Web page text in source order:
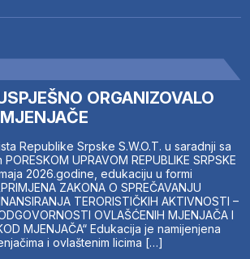
ORGANIZOVALO
Republike Srpske S.W.O.T. u saradnji sa
UPRAVOM REPUBLIKE SRPSKE
2026.godine, edukaciju u formi
ZAKONA O SPREČAVANJU
TERORISTIČKIH AKTIVNOSTI –
OVLAŠĆENIH MJENJAČA I
MJENJAČA“ Edukacija je namijenjena
i ovlaštenim licima […]